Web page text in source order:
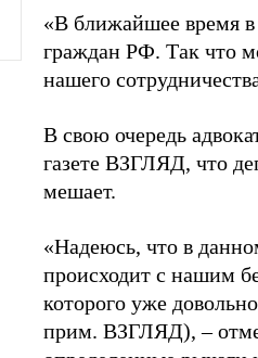
«В ближайшее время
граждан РФ. Так что
нашего
В свою очередь
газете ВЗГЛЯД, что
мешает.
«Надеюсь, что в
происходит с нашим
которого уже
прим. ВЗГЛЯД), –